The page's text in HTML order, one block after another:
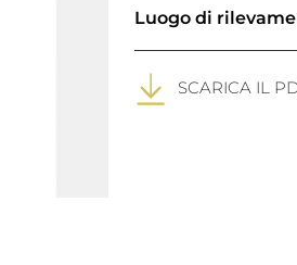
Luogo di
SCARICA IL